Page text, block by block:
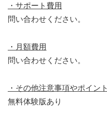
・サポート費用
問い合わせください。
・月額費用
問い合わせください。
・その他注意事項やポイント
無料体験版あり